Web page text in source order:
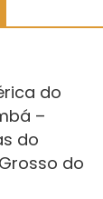
do
–
do
do